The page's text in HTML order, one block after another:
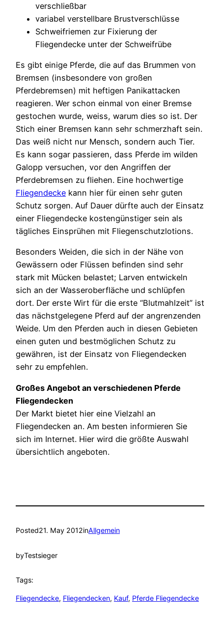
verschließbar
variabel verstellbare Brustverschlüsse
Schweifriemen zur Fixierung der
Fliegendecke unter der Schweifrübe
Es gibt einige Pferde, die auf das Brummen von
Bremsen (insbesondere von großen
Pferdebremsen) mit heftigen Panikattacken
reagieren. Wer schon einmal von einer Bremse
gestochen wurde, weiss, warum dies so ist. Der
Stich einer Bremsen kann sehr schmerzhaft sein.
Das weiß nicht nur Mensch, sondern auch Tier.
Es kann sogar passieren, dass Pferde im wilden
Galopp versuchen, vor den Angriffen der
Pferdebremsen zu fliehen. Eine hochwertige
Fliegendecke kann hier für einen sehr guten
Schutz sorgen. Auf Dauer dürfte auch der Einsatz
einer Fliegendecke kostengünstiger sein als
tägliches Einsprühen mit Fliegenschutzlotions.
Besonders Weiden, die sich in der Nähe von
Gewässern oder Flüssen befinden sind sehr
stark mit Mücken belastet; Larven entwickeln
sich an der Wasseroberfläche und schlüpfen
dort. Der erste Wirt für die erste “Blutmahlzeit” ist
das nächstgelegene Pferd auf der angrenzenden
Weide. Um den Pferden auch in diesen Gebieten
einen guten und bestmöglichen Schutz zu
gewähren, ist der Einsatz von Fliegendecken
sehr zu empfehlen.
Großes Angebot an verschiedenen Pferde
Fliegendecken
Der Markt bietet hier eine Vielzahl an
Fliegendecken an. Am besten informieren Sie
sich im Internet. Hier wird die größte Auswahl
übersichtlich angeboten.
Posted21. May 2012inAllgemein
byTestsieger
Tags:
Fliegendecke, Fliegendecken, Kauf, Pferde Fliegendecke